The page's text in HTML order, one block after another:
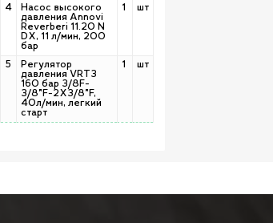
4
Насос высокого
давления Annovi
Reverberi 11.20 N
DX, 11 л/мин, 200
бар
1 шт
5
Регулятор
давления VRT3
160 бар 3/8F-
3/8"F-2X3/8"F,
40л/мин, легкий
старт
1 шт